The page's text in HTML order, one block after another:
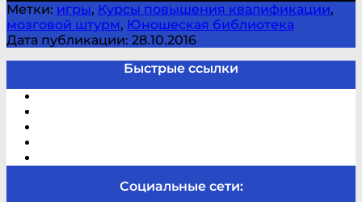
Метки: игры, Курсы повышения квалификации,
мозговой штурм, Юношеская библиотека
Дата публикации: 28.10.2016
Быстрые ссылки
Социальные сети: